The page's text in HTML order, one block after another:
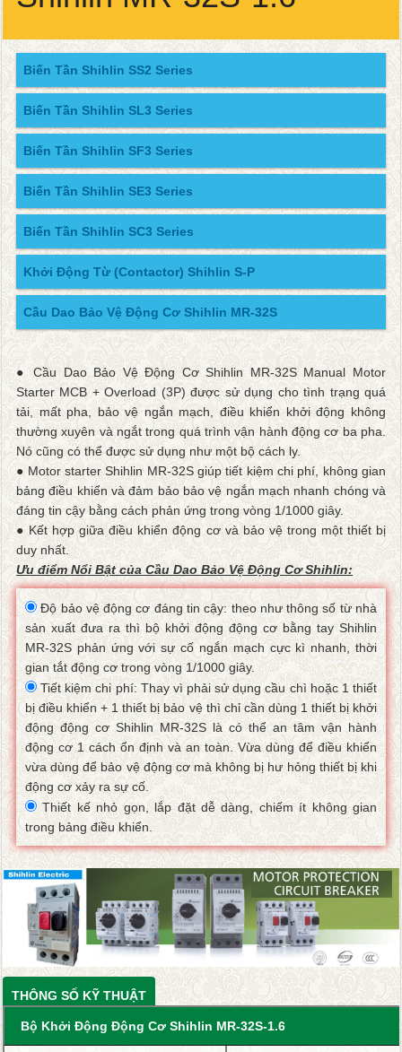
Biến Tần Shihlin SS2 Series
Biến Tần Shihlin SL3 Series
Biến Tần Shihlin SF3 Series
Biến Tần Shihlin SE3 Series
Biến Tần Shihlin SC3 Series
Khởi Động Từ (Contactor) Shihlin S-P
Cầu Dao Bảo Vệ Động Cơ Shihlin MR-32S
● Cầu Dao Bảo Vệ Động Cơ Shihlin MR-32S Manual Motor
Starter MCB + Overload (3P) được sử dụng cho tình trạng quá
tải, mất pha, bảo vệ ngắn mạch, điều khiển khởi động không
thường xuyên và ngắt trong quá trình vận hành động cơ ba pha.
Nó cũng có thể được sử dụng như một bộ cách ly.
● Motor starter Shihlin MR-32S giúp tiết kiệm chi phí, không gian
bảng điều khiển và đảm bảo bảo vệ ngắn mạch nhanh chóng và
đáng tin cậy bằng cách phản ứng trong vòng 1/1000 giây.
● Kết hợp giữa điều khiển động cơ và bảo vệ trong một thiết bị
duy nhất.
Ưu điểm Nổi Bật của Cầu Dao Bảo Vệ Động Cơ Shihlin:
Độ bảo vệ động cơ đáng tin cậy: theo như thông số từ nhà
sản xuất đưa ra thì bộ khởi động động cơ bằng tay Shihlin
MR-32S phản ứng với sự cố ngắn mạch cực kì nhanh, thời
gian tắt động cơ trong vòng 1/1000 giây.
Tiết kiệm chi phí: Thay vì phải sử dụng cầu chì hoặc 1 thiết
bị điều khiển + 1 thiết bị bảo vệ thì chỉ cần dùng 1 thiết bị khởi
động động cơ Shihlin MR-32S là có thể an tâm vận hành
động cơ 1 cách ổn định và an toàn. Vừa dùng để điều khiển
vừa dùng để bảo vệ động cơ mà không bị hư hỏng thiết bị khi
động cơ xảy ra sự cố.
Thiết kế nhỏ gọn, lắp đặt dễ dàng, chiếm ít không gian
trong bảng điều khiển.
THÔNG SỐ KỸ THUẬT
Bộ Khởi Động Động Cơ Shihlin MR-32S-1.6